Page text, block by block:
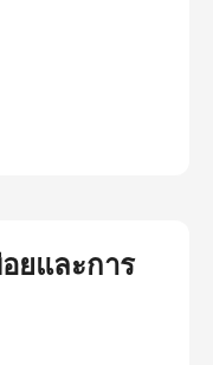
ยและการ